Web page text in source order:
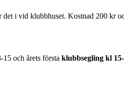
i vid klubbhuset. Kostnad 200 kr
och årets första klubbsegling kl